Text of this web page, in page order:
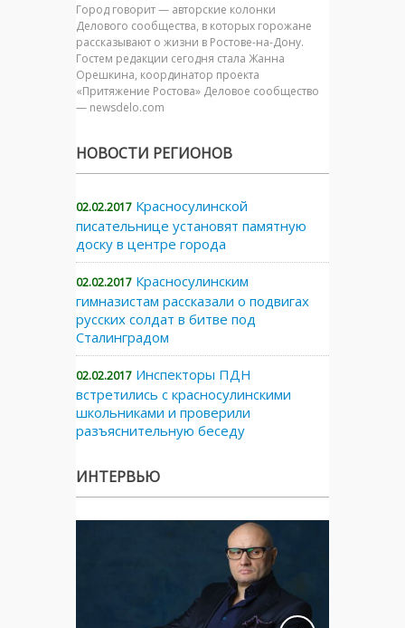
Город говорит — авторские колонки
Делового сообщества, в которых горожане
рассказывают о жизни в Ростове-на-Дону.
Гостем редакции сегодня стала Жанна
Орешкина, координатор проекта
«Притяжение Ростова» Деловое сообщество
— newsdelo.com
НОВОСТИ РЕГИОНОВ
02.02.2017 Красносулинской
писательнице установят памятную
доску в центре города
02.02.2017 Красносулинским
гимназистам рассказали о подвигах
русских солдат в битве под
Сталинградом
02.02.2017 Инспекторы ПДН
встретились с красносулинскими
школьниками и проверили
разъяснительную беседу
ИНТЕРВЬЮ